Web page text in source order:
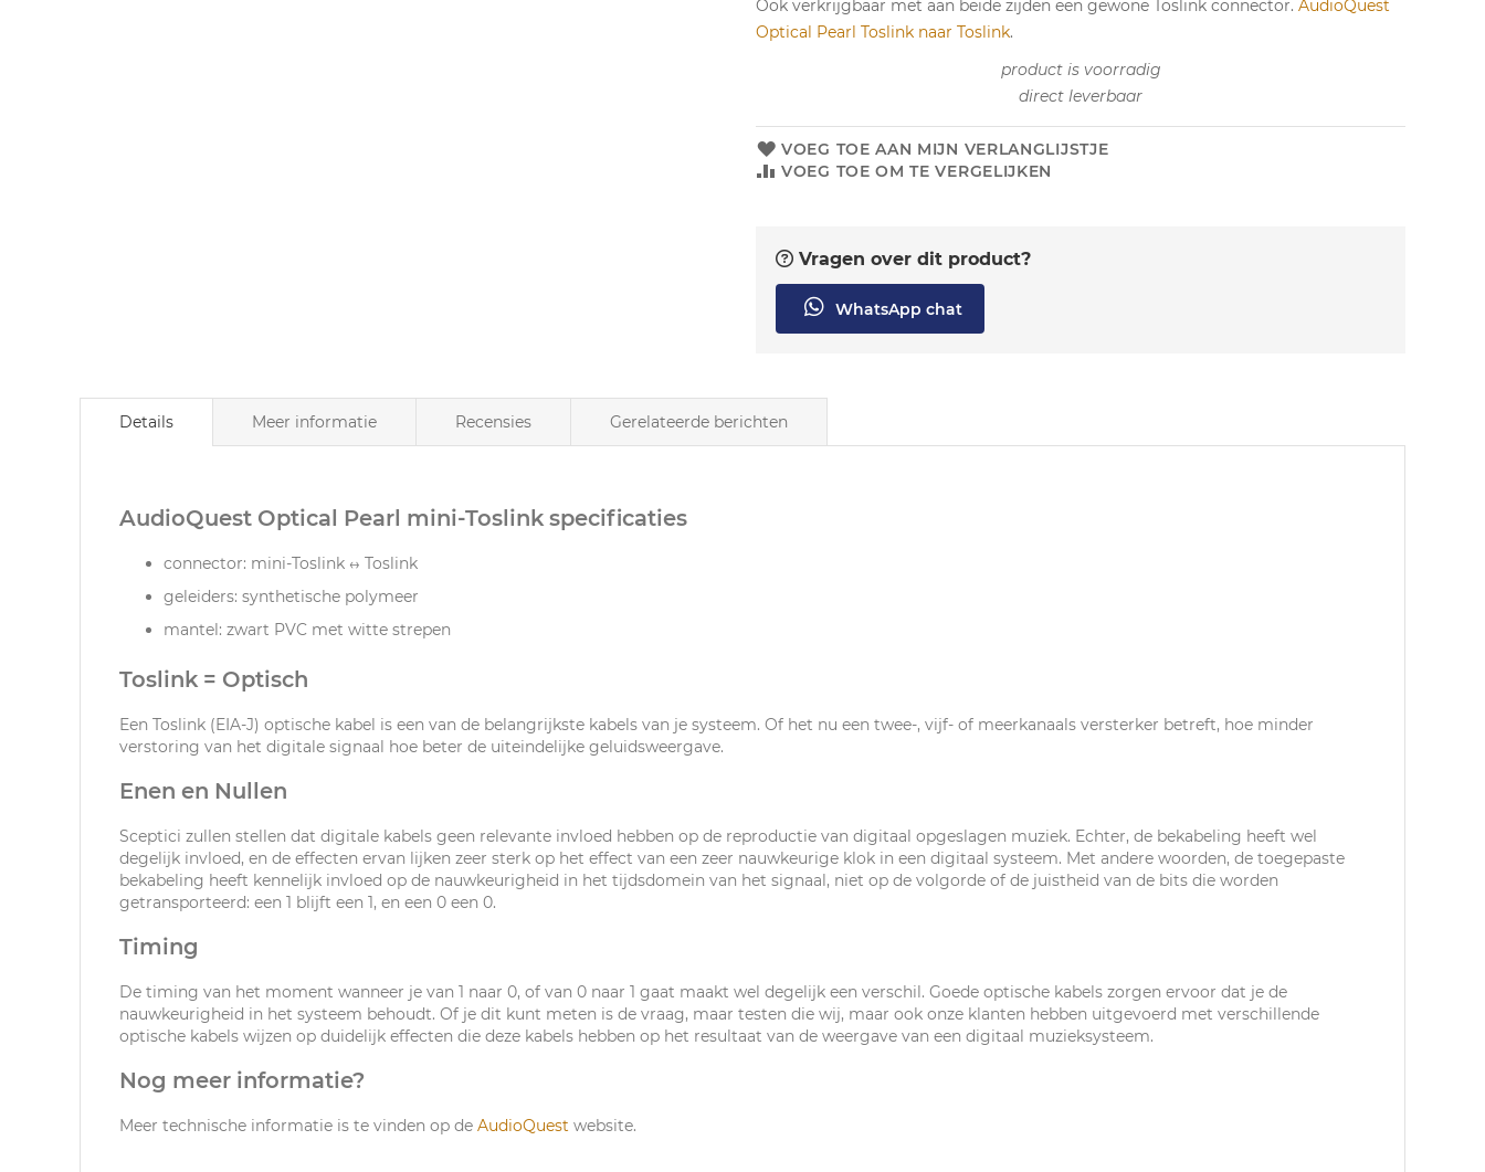
Ook verkrijgbaar met aan beide zijden een gewone Toslink connector. AudioQuest
Optical Pearl Toslink naar Toslink.
product is voorradig
direct leverbaar
VOEG TOE AAN MIJN VERLANGLIJSTJE
VOEG TOE OM TE VERGELIJKEN
Vragen over dit product?
WhatsApp chat
Details
AudioQuest Optical Pearl mini-Toslink specificaties
connector: mini-Toslink ↔ Toslink
geleiders: synthetische polymeer
mantel: zwart PVC met witte strepen
Toslink = Optisch
Een Toslink (EIA-J) optische kabel is een van de belangrijkste kabels van je systeem. Of het nu een twee-, vijf- of meerkanaals versterker betreft, hoe minder
verstoring van het digitale signaal hoe beter de uiteindelijke geluidsweergave.
Enen en Nullen
Sceptici zullen stellen dat digitale kabels geen relevante invloed hebben op de reproductie van digitaal opgeslagen muziek. Echter, de bekabeling heeft wel
degelijk invloed, en de effecten ervan lijken zeer sterk op het effect van een zeer nauwkeurige klok in een digitaal systeem. Met andere woorden, de toegepaste
bekabeling heeft kennelijk invloed op de nauwkeurigheid in het tijdsdomein van het signaal, niet op de volgorde of de juistheid van de bits die worden
getransporteerd: een 1 blijft een 1, en een 0 een 0.
Timing
De timing van het moment wanneer je van 1 naar 0, of van 0 naar 1 gaat maakt wel degelijk een verschil. Goede optische kabels zorgen ervoor dat je de
nauwkeurigheid in het systeem behoudt. Of je dit kunt meten is de vraag, maar testen die wij, maar ook onze klanten hebben uitgevoerd met verschillende
optische kabels wijzen op duidelijk effecten die deze kabels hebben op het resultaat van de weergave van een digitaal muzieksysteem.
Nog meer informatie?
Meer technische informatie is te vinden op de AudioQuest website.
Meer informatie Recensies Gerelateerde berichten